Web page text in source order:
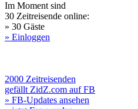
Im Moment sind
30 Zeitreisende online:
» 30 Gäste
» Einloggen
2000 Zeitreisenden
gefällt ZidZ.com auf FB
» FB-Updates ansehen